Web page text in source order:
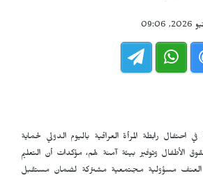
احتفال رابطة المرأة العراقية باليوم الدولي لحماية
الأطفال وتوفير بيئة آمنة لهم، مؤكدات أن التعليم
العنف مسؤولية مجتمعية مشتركة لضمان مستقبل